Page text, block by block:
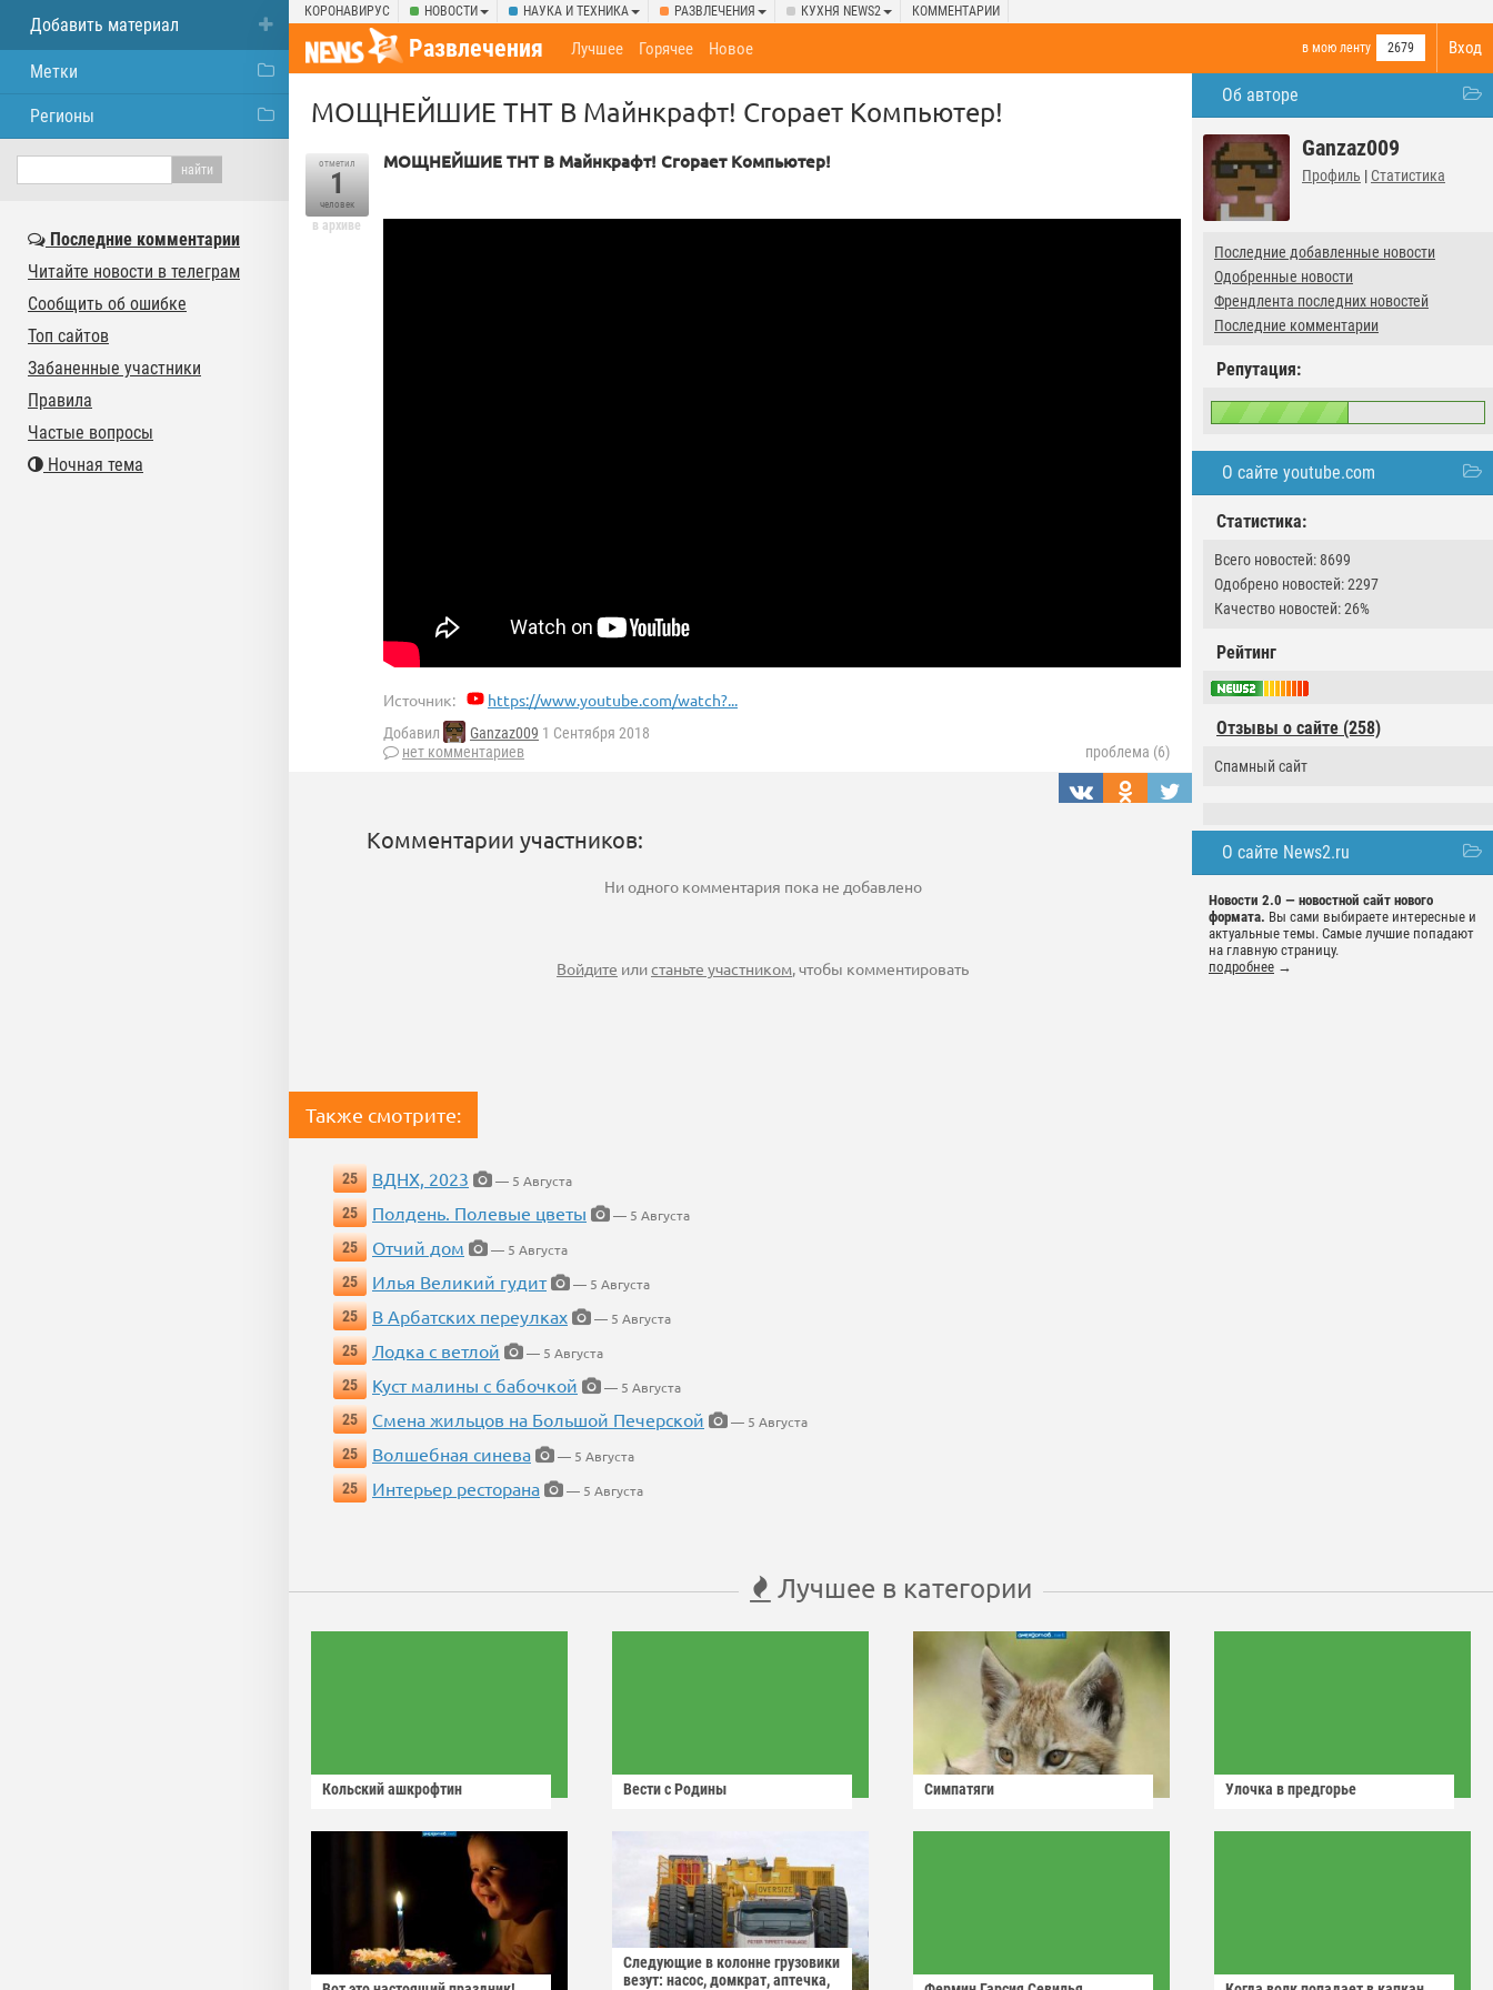
КОРОНАВИРУС НОВОСТИ НАУКА И ТЕХНИКА РАЗВЛЕЧЕНИЯ КУХНЯ NEWS2 КОММЕНТАРИИ
Вход
Развлечения в мою ленту 2679
Лучшее Горячее Новое
Об авторе
Ganzaz009
Профиль | Статистика
Последние добавленные новости
Одобренные новости
Френдлента последних новостей
Последние комментарии
Репутация:
О сайте youtube.com
Статистика:
Всего новостей: 8699
Одобрено новостей: 2297
Качество новостей: 26%
Рейтинг
Отзывы о сайте (258)
Спамный сайт
О сайте News2.ru
Новости 2.0 — новостной сайт нового
формата. Вы сами выбираете интересные и
актуальные темы. Самые лучшие попадают
на главную страницу.
подробнее →
МОЩНЕЙШИЕ ТНТ В Майнкрафт! Сгорает Компьютер!
отметил
1
человек
в архиве
МОЩНЕЙШИЕ ТНТ В Майнкрафт! Сгорает Компьютер!
Источник: https://www.youtube.com/watch?...
Добавил Ganzaz009 1 Сентября 2018
нет комментариев
проблема (6)
Комментарии участников:
Ни одного комментария пока не добавлено
Войдите илистаньте участником, чтобы комментировать
Также смотрите:
25 ВДНХ, 2023
— 5 Августа
25
Полдень. Полевые цветы
— 5 Августа
25
Отчий дом
— 5 Августа
25
Илья Великий гудит
— 5 Августа
25
В Арбатских переулках
— 5 Августа
25
Лодка с ветлой
— 5 Августа
25
Куст малины с бабочкой
— 5 Августа
25
Смена жильцов на Большой Печерской
— 5 Августа
25
Волшебная синева
— 5 Августа
25
Интерьер ресторана — 5 Августа
Лучшее в категории
Кольский ашкрофтин Вести с Родины Симпатяги Улочка в предгорье
Следующие в колонне грузовики
везут: насос, домкрат, аптечка,
Добавить материал
Метки
Регионы
Последние комментарии
Читайте новости в телеграм
Сообщить об ошибке
Топ сайтов
Забаненные участники
Правила
Частые вопросы
Ночная тема